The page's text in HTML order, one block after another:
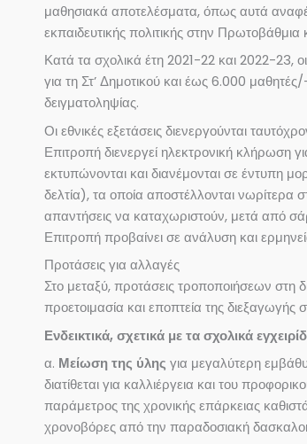
μαθησιακά αποτελέσματα, όπως αυτά
εκπαιδευτικής πολιτικής στην
Κατά τα σχολικά έτη 2021-22 και 2022-23,
για τη Στ’ Δημοτικού και έως 6.000
δειγματοληψίας.
Οι εθνικές εξετάσεις διενεργούνται
Επιτροπή διενεργεί ηλεκτρονική κλήρωση
εκτυπώνονται και διανέμονται σε έντυπη
δελτία), τα οποία αποστέλλονται
απαντήσεις να καταχωριστούν, μετά από
Επιτροπή προβαίνει σε ανάλυση και
Προτάσεις για αλλαγές
Στο μεταξύ, προτάσεις τροποποιήσεων στη
προετοιμασία και εποπτεία της
Ενδεικτικά, σχετικά με τα σχολικά
α. Μείωση της ύλης για μεγαλύτερη
διατίθεται για καλλιέργεια και του
παράμετρος της χρονικής επάρκειας
χρονοβόρες από την παραδοσιακή